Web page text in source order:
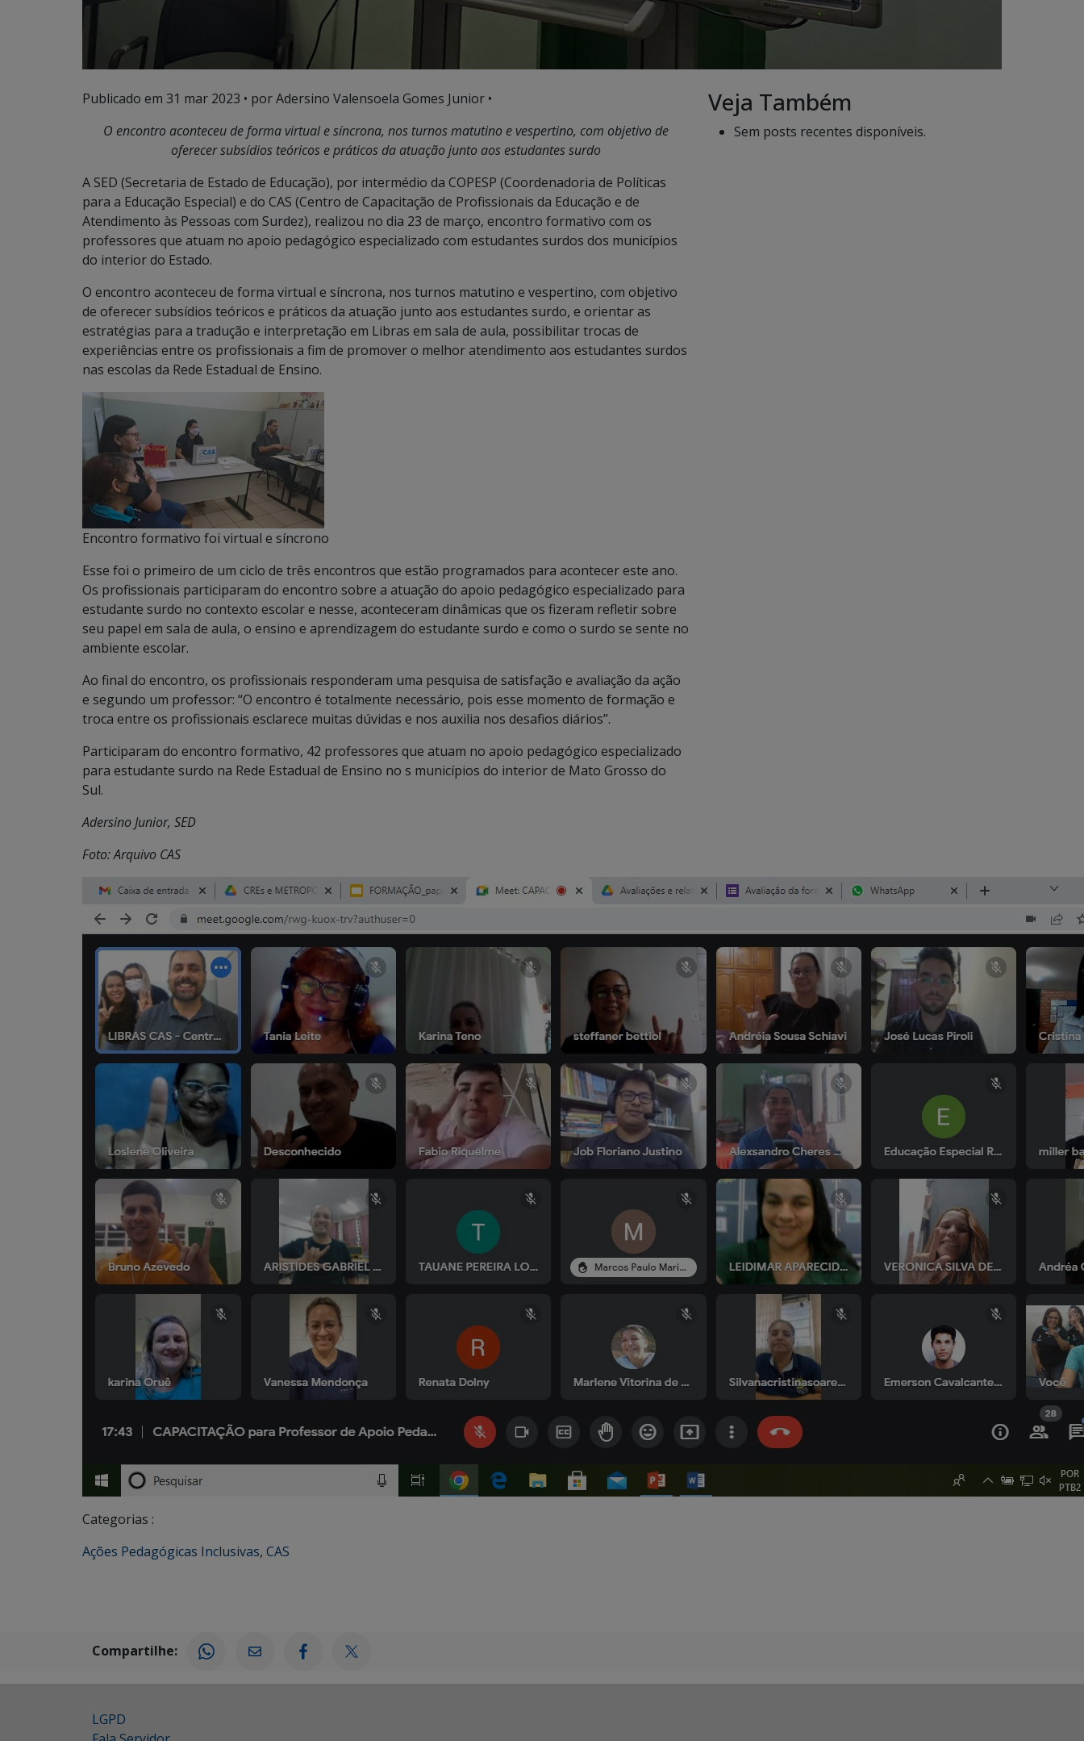
Publicado em 31 mar 2023 • por Adersino Valensoela Gomes Junior •
O encontro aconteceu de forma virtual e síncrona, nos turnos matutino e vespertino, com objetivo de
oferecer subsídios teóricos e práticos da atuação junto aos estudantes surdo
A SED (Secretaria de Estado de Educação), por intermédio da COPESP (Coordenadoria de Políticas
para a Educação Especial) e do CAS (Centro de Capacitação de Profissionais da Educação e de
Atendimento às Pessoas com Surdez), realizou no dia 23 de março, encontro formativo com os
professores que atuam no apoio pedagógico especializado com estudantes surdos dos municípios
do interior do Estado.
O encontro aconteceu de forma virtual e síncrona, nos turnos matutino e vespertino, com objetivo
de oferecer subsídios teóricos e práticos da atuação junto aos estudantes surdo, e orientar as
estratégias para a tradução e interpretação em Libras em sala de aula, possibilitar trocas de
experiências entre os profissionais a fim de promover o melhor atendimento aos estudantes surdos
nas escolas da Rede Estadual de Ensino.
Encontro formativo foi virtual e síncrono
Esse foi o primeiro de um ciclo de três encontros que estão programados para acontecer este ano.
Os profissionais participaram do encontro sobre a atuação do apoio pedagógico especializado para
estudante surdo no contexto escolar e nesse, aconteceram dinâmicas que os fizeram refletir sobre
seu papel em sala de aula, o ensino e aprendizagem do estudante surdo e como o surdo se sente no
ambiente escolar.
Ao final do encontro, os profissionais responderam uma pesquisa de satisfação e avaliação da ação
e segundo um professor: “O encontro é totalmente necessário, pois esse momento de formação e
troca entre os profissionais esclarece muitas dúvidas e nos auxilia nos desafios diários”.
Participaram do encontro formativo, 42 professores que atuam no apoio pedagógico especializado
para estudante surdo na Rede Estadual de Ensino no s municípios do interior de Mato Grosso do
Sul.
Adersino Junior, SED
Foto: Arquivo CAS
Categorias :
Ações Pedagógicas Inclusivas, CAS
Veja Também
Sem posts recentes disponíveis.
Compartilhe:
LGPD